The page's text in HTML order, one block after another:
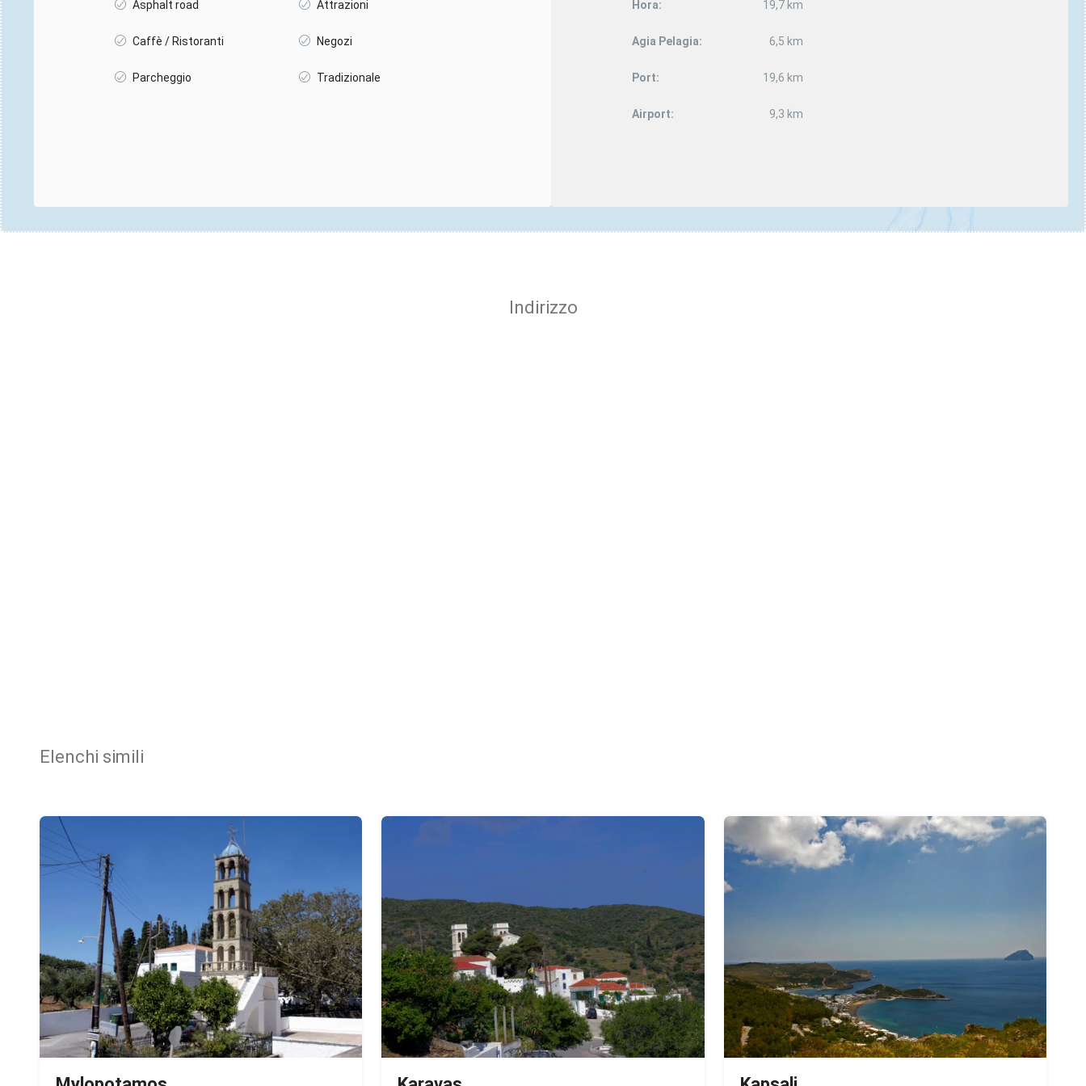
Asphalt road Attrazioni
Caffè / Ristoranti Negozi
Parcheggio Tradizionale
Hora: 19,7 km
Agia Pelagia: 6,5 km
Port: 19,6 km
Airport: 9,3 km
Indirizzo
Elenchi simili